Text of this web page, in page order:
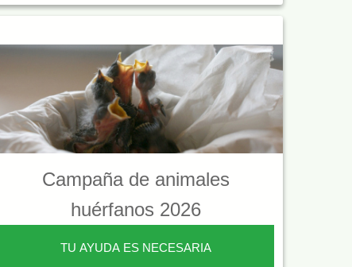
Campaña de animales
huérfanos 2026
TU AYUDA ES NECESARIA